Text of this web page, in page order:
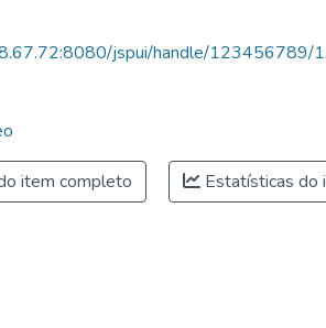
jspui/handle/123456789/
item completo Estatísticas do